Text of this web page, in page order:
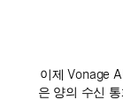
이제 Vonage
은 양의 수신